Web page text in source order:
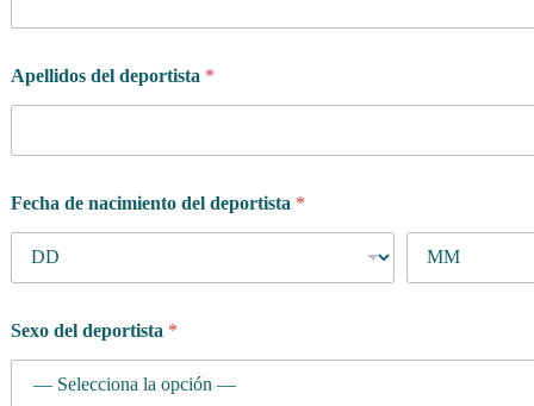
Apellidos del deportista *
Fecha de nacimiento del deportista *
Sexo del deportista *